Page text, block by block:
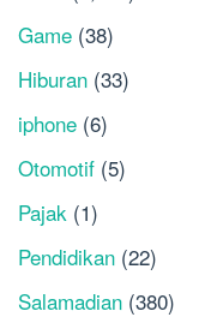
Game (38)
Hiburan (33)
iphone (6)
Otomotif (5)
Pajak (1)
Pendidikan (22)
Salamadian (380)